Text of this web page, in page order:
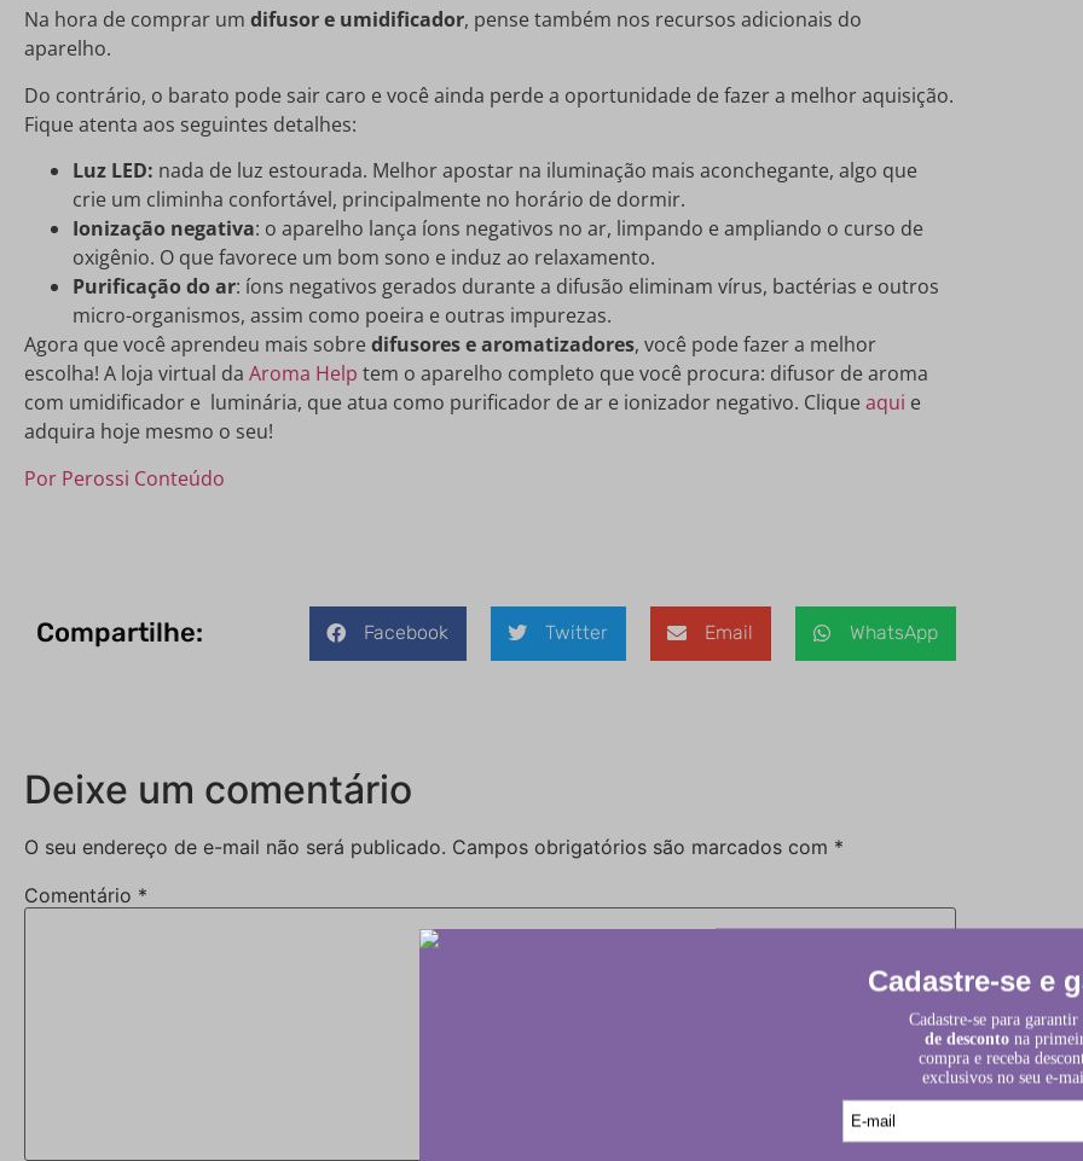
Na hora de comprar um difusor e umidificador, pense também nos recursos adicionais do
aparelho.
Do contrário, o barato pode sair caro e você ainda perde a oportunidade de fazer a melhor aquisição.
Fique atenta aos seguintes detalhes:
Luz LED: nada de luz estourada. Melhor apostar na iluminação mais aconchegante, algo que
crie um climinha confortável, principalmente no horário de dormir.
Ionização negativa: o aparelho lança íons negativos no ar, limpando e ampliando o curso de
oxigênio. O que favorece um bom sono e induz ao relaxamento.
Purificação do ar: íons negativos gerados durante a difusão eliminam vírus, bactérias e outros
micro-organismos, assim como poeira e outras impurezas.
Agora que você aprendeu mais sobre difusores e aromatizadores, você pode fazer a melhor
escolha! A loja virtual da Aroma Help tem o aparelho completo que você procura: difusor de aroma
com umidificador e luminária, que atua como purificador de ar e ionizador negativo. Clique aqui e
adquira hoje mesmo o seu!
Por Perossi Conteúdo
Compartilhe: Facebook Twitter Email WhatsApp
Deixe um comentário
O seu endereço de e-mail não será publicado. Campos obrigatórios são marcados com *
Comentário *